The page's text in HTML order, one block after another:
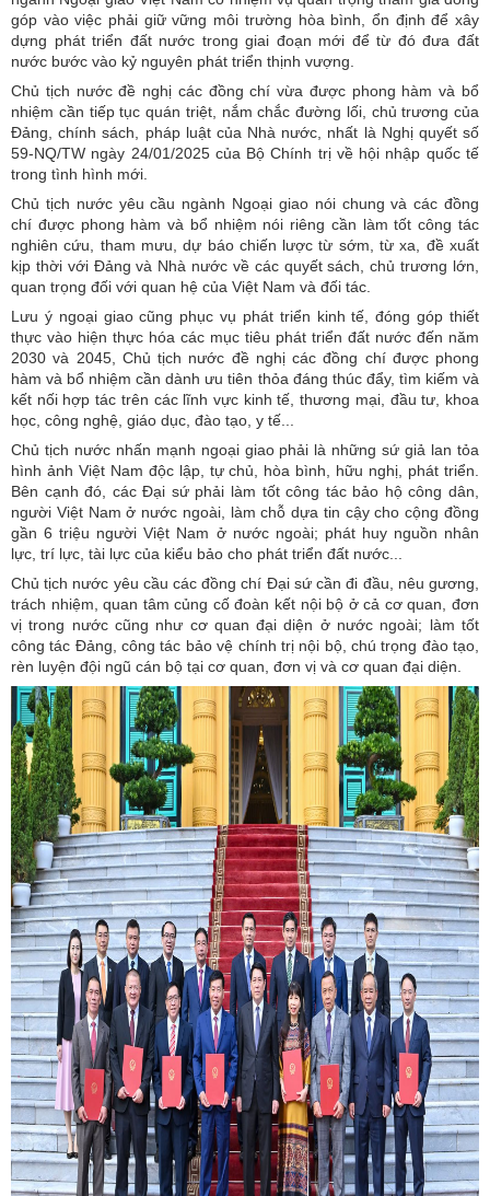
góp vào việc phải giữ vững môi trường hòa bình, ổn định để xây
dựng phát triển đất nước trong giai đoạn mới để từ đó đưa đất
nước bước vào kỷ nguyên phát triển thịnh vượng.
Chủ tịch nước đề nghị các đồng chí vừa được phong hàm và bổ
nhiệm cần tiếp tục quán triệt, nắm chắc đường lối, chủ trương của
Đảng, chính sách, pháp luật của Nhà nước, nhất là Nghị quyết số
59-NQ/TW ngày 24/01/2025 của Bộ Chính trị về hội nhập quốc tế
trong tình hình mới.
Chủ tịch nước yêu cầu ngành Ngoại giao nói chung và các đồng
chí được phong hàm và bổ nhiệm nói riêng cần làm tốt công tác
nghiên cứu, tham mưu, dự báo chiến lược từ sớm, từ xa, đề xuất
kịp thời với Đảng và Nhà nước về các quyết sách, chủ trương lớn,
quan trọng đối với quan hệ của Việt Nam và đối tác.
Lưu ý ngoại giao cũng phục vụ phát triển kinh tế, đóng góp thiết
thực vào hiện thực hóa các mục tiêu phát triển đất nước đến năm
2030 và 2045, Chủ tịch nước đề nghị các đồng chí được phong
hàm và bổ nhiệm cần dành ưu tiên thỏa đáng thúc đẩy, tìm kiếm và
kết nối hợp tác trên các lĩnh vực kinh tế, thương mại, đầu tư, khoa
học, công nghệ, giáo dục, đào tạo, y tế...
Chủ tịch nước nhấn mạnh ngoại giao phải là những sứ giả lan tỏa
hình ảnh Việt Nam độc lập, tự chủ, hòa bình, hữu nghị, phát triển.
Bên cạnh đó, các Đại sứ phải làm tốt công tác bảo hộ công dân,
người Việt Nam ở nước ngoài, làm chỗ dựa tin cậy cho cộng đồng
gần 6 triệu người Việt Nam ở nước ngoài; phát huy nguồn nhân
lực, trí lực, tài lực của kiểu bảo cho phát triển đất nước...
Chủ tịch nước yêu cầu các đồng chí Đại sứ cần đi đầu, nêu gương,
trách nhiệm, quan tâm củng cố đoàn kết nội bộ ở cả cơ quan, đơn
vị trong nước cũng như cơ quan đại diện ở nước ngoài; làm tốt
công tác Đảng, công tác bảo vệ chính trị nội bộ, chú trọng đào tạo,
rèn luyện đội ngũ cán bộ tại cơ quan, đơn vị và cơ quan đại diện.